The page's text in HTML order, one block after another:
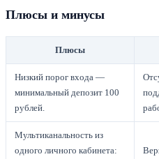
Плюсы и минусы
Плюсы
Низкий порог входа —
минимальный депозит 100
рублей.
Мультиканальность из
одного личного кабинета: